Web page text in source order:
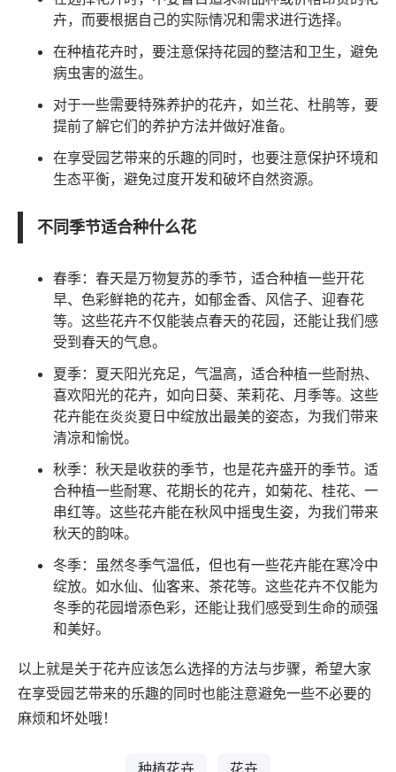
卉，而要根据自己的实际情况和需求进行选择。
在种植花卉时，要注意保持花园的整洁和卫生，避免
病虫害的滋生。
对于一些需要特殊养护的花卉，如兰花、杜鹃等，要
提前了解它们的养护方法并做好准备。
在享受园艺带来的乐趣的同时，也要注意保护环境和
生态平衡，避免过度开发和破坏自然资源。
不同季节适合种什么花
春季：春天是万物复苏的季节，适合种植一些开花
早、色彩鲜艳的花卉，如郁金香、风信子、迎春花
等。这些花卉不仅能装点春天的花园，还能让我们感
受到春天的气息。
夏季：夏天阳光充足，气温高，适合种植一些耐热、
喜欢阳光的花卉，如向日葵、茉莉花、月季等。这些
花卉能在炎炎夏日中绽放出最美的姿态，为我们带来
清凉和愉悦。
秋季：秋天是收获的季节，也是花卉盛开的季节。适
合种植一些耐寒、花期长的花卉，如菊花、桂花、一
串红等。这些花卉能在秋风中摇曳生姿，为我们带来
秋天的韵味。
冬季：虽然冬季气温低，但也有一些花卉能在寒冷中
绽放。如水仙、仙客来、茶花等。这些花卉不仅能为
冬季的花园增添色彩，还能让我们感受到生命的顽强
和美好。
以上就是关于花卉应该怎么选择的方法与步骤，希望大家
在享受园艺带来的乐趣的同时也能注意避免一些不必要的
麻烦和坏处哦！
种植花卉 花卉